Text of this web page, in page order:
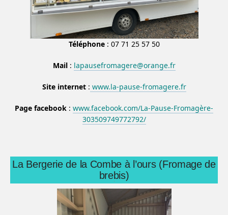
Téléphone: 07 71 25 57 50
Mail: lapausefromagere@orange.fr
Site internet: www.la-pause-fromagere.fr
Page facebook : www.facebook.com/La-Pause-Fromagère-
303509749772792/
La Bergerie de la Combe à l’ours (Fromage de
brebis)